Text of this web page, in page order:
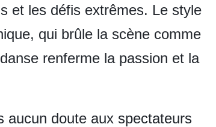
et les défis extrêmes. Le style
qui brûle la scène comme
renferme la passion et la
aucun doute aux spectateurs